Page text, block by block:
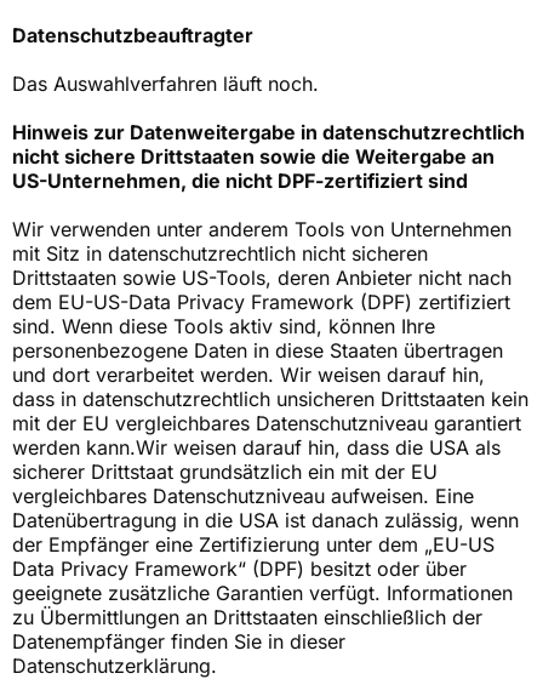
Datenschutz­beauftragter
Das Auswahlverfahren läuft noch.
Hinweis zur Datenweitergabe in datenschutzrechtlich
nicht sichere Drittstaaten sowie die Weitergabe an
US-Unternehmen, die nicht DPF-zertifiziert sind
Wir verwenden unter anderem Tools von Unternehmen
mit Sitz in datenschutzrechtlich nicht sicheren
Drittstaaten sowie US-Tools, deren Anbieter nicht nach
dem EU-US-Data Privacy Framework (DPF) zertifiziert
sind. Wenn diese Tools aktiv sind, können Ihre
personenbezogene Daten in diese Staaten übertragen
und dort verarbeitet werden. Wir weisen darauf hin,
dass in datenschutzrechtlich unsicheren Drittstaaten kein
mit der EU vergleichbares Datenschutzniveau garantiert
werden kann.Wir weisen darauf hin, dass die USA als
sicherer Drittstaat grundsätzlich ein mit der EU
vergleichbares Datenschutzniveau aufweisen. Eine
Datenübertragung in die USA ist danach zulässig, wenn
der Empfänger eine Zertifizierung unter dem „EU-US
Data Privacy Framework“ (DPF) besitzt oder über
geeignete zusätzliche Garantien verfügt. Informationen
zu Übermittlungen an Drittstaaten einschließlich der
Datenempfänger finden Sie in dieser
Datenschutzerklärung.